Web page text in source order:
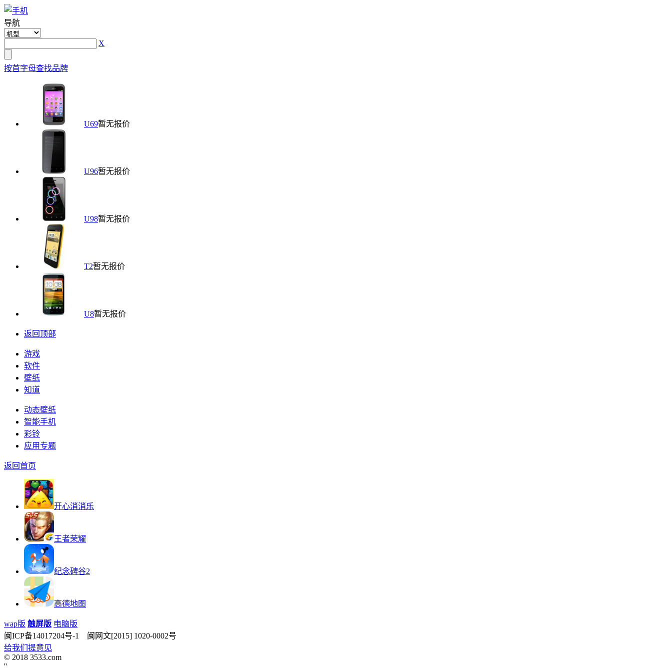
导航
X
按首字母查找品牌
U69暂无报价
U96暂无报价
U98暂无报价
T2暂无报价
U8暂无报价
返回顶部
游戏
软件
壁纸
知道
动态壁纸
智能手机
彩铃
应用专题
返回首页
开心消消乐
王者荣耀
纪念碑谷2
高德地图
wap版 触屏版 电脑版
闽ICP备14017204号-1 闽网文[2015] 1020-0002号
给我们提意见
© 2018 3533.com
''